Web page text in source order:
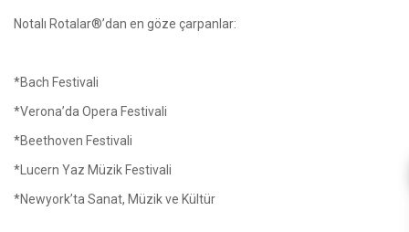
Notalı Rotalar®’dan en göze çarpanlar:
*Bach Festivali
*Verona’da Opera Festivali
*Beethoven Festivali
*Lucern Yaz Müzik Festivali
*Newyork’ta Sanat, Müzik ve Kültür